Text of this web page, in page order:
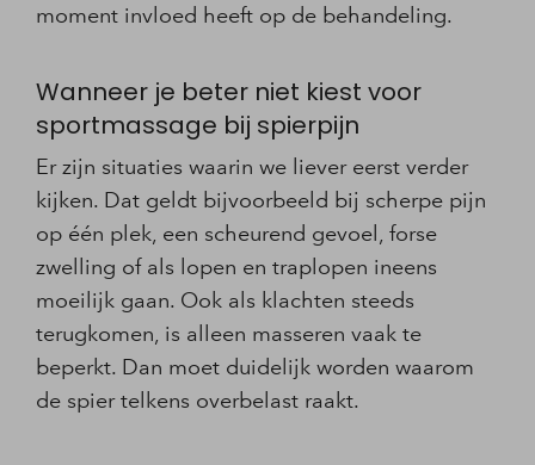
moment invloed heeft op de behandeling.
Wanneer je beter niet kiest voor
sportmassage bij spierpijn
Er zijn situaties waarin we liever eerst verder
kijken. Dat geldt bijvoorbeeld bij scherpe pijn
op één plek, een scheurend gevoel, forse
zwelling of als lopen en traplopen ineens
moeilijk gaan. Ook als klachten steeds
terugkomen, is alleen masseren vaak te
beperkt. Dan moet duidelijk worden waarom
de spier telkens overbelast raakt.